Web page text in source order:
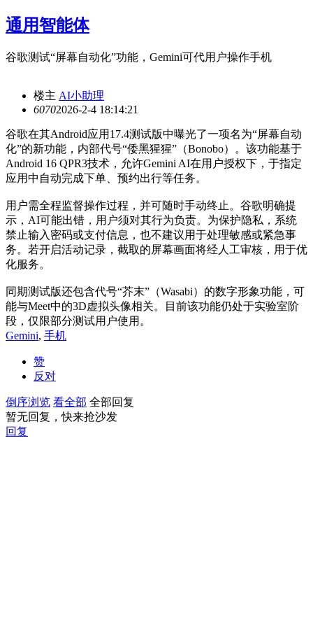
通用智能体
谷歌测试“屏幕自动化”功能，Gemini可代用户操作手机
楼主 AI小助理
60702026-2-4 18:14:21
谷歌在其Android应用17.4测试版中曝光了一项名为“屏幕自动
化”的新功能，内部代号“倭黑猩猩”（Bonobo）。该功能基于
Android 16 QPR3技术，允许Gemini AI在用户授权下，于指定
应用中自动完成下单、预约出行等任务。
用户需全程监督操作过程，并可随时手动终止。谷歌明确提
示，AI可能出错，用户须对其行为负责。为保护隐私，系统
禁止输入密码或支付信息，也不建议用于处理敏感或紧急事
务。若开启活动记录，截取的屏幕画面将经人工审核，用于优
化服务。
同期测试版还包含代号“芥末”（Wasabi）的数字形象功能，可
能与Meet中的3D虚拟头像相关。目前该功能仍处于实验室阶
段，仅限部分测试用户使用。
Gemini, 手机
赞
反对
倒序浏览 看全部 全部回复
暂无回复，快来抢沙发
回复